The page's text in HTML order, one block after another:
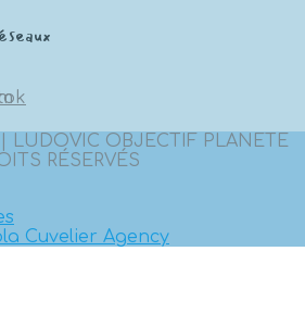
LUDOVIC OBJECTIF PLANETE
RÉSERVÉS
Cuvelier Agency